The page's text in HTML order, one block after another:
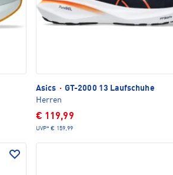
Asics · GT-2000 13 Laufschuhe
Herren
€ 119,99
UVP* € 159,99